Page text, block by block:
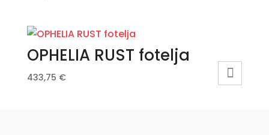
OPHELIA RUST fotelja
433,75 €